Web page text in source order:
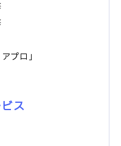
プロ」
ス